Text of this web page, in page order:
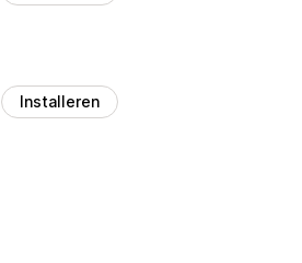
Installeren